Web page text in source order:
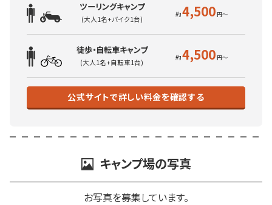
ツーリングキャンプ
(大人1名+バイク1台) 4,500
徒歩・自転車キャンプ
(大人1名+自転車1台) 4,500
公式サイトで詳しい料金を確認する
キャンプ場の写真
お写真を募集しています。